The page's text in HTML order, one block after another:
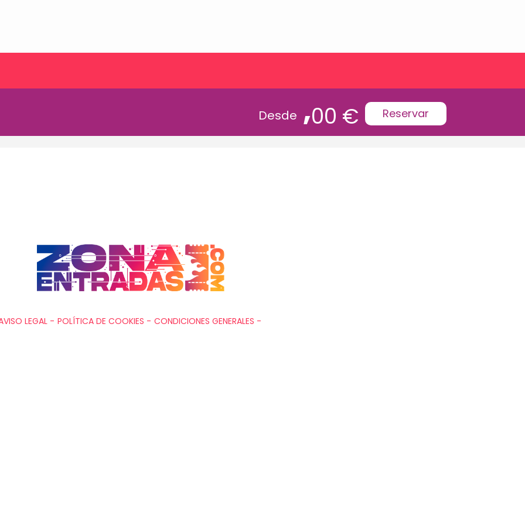
Desde ,00 € Reservar
LEGAL - POLÍTICA DE COOKIES - CONDICIONES GENERALES -